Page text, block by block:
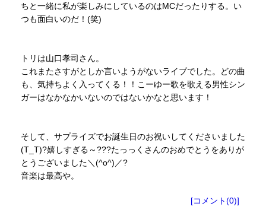
ちと一緒に私が楽しみにしているのはMCだったりする。い
つも面白いのだ！(笑)
トリは山口孝司さん。
これまたさすがとしか言いようがないライブでした。どの曲
も、気持ちよく入ってくる！！こーゆー歌を歌える男性シン
ガーはなかなかいないのではないかなと思います！
そして、サプライズでお誕生日のお祝いしてくださいました
(T_T)?嬉しすぎる～???たっっくさんのおめでとうをありが
とうございました＼(^o^)／?
音楽は最高や。
[コメント(0)]